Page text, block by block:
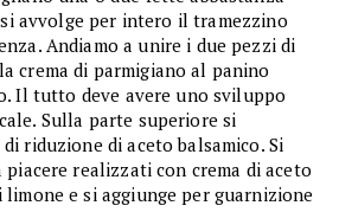
avvolge per intero il tramezzino
Andiamo a unire i due pezzi di
crema di parmigiano al panino
Il tutto deve avere uno sviluppo
Sulla parte superiore si
riduzione di aceto balsamico. Si
piacere realizzati con crema di aceto
limone e si aggiunge per guarnizione